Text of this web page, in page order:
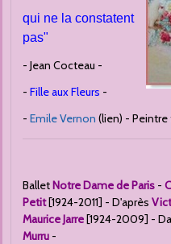
qui ne la constatent
pas"
- Jean Cocteau -
- Fille aux Fleurs -
- Emile Vernon (lien) - Peintre
BalletNotre Dame de Paris -
Petit[1924-2011] - D'après
Maurice Jarre[1924-2009] -
Murru -